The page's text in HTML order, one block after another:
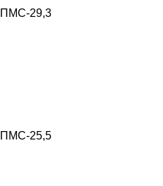
ПМС-29,3
ПМС-25,5